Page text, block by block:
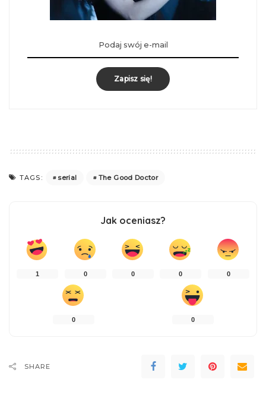
Zapisz się!
TAGS: serial The Good Doctor
Jak oceniasz?
1 0 0 0 0
0 0
SHARE